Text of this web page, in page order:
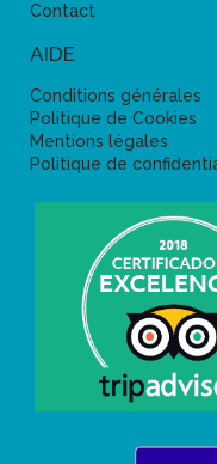
Contact
AIDE
Conditions générales
Politique de Cookies
Mentions légales
Politique de